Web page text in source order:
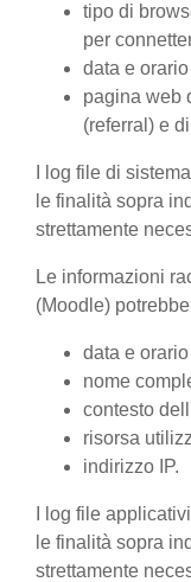
tipo di
per
data e
pagina web
(referral) e
I log file di
le finalità sopra
strettamente
Le informazioni
(Moodle)
data e
nome
contesto
risorsa
indirizzo IP.
I log file
le finalità sopra
strettamente